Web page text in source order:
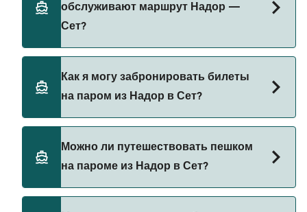
цена парома из Надор в Сет составляет 644₽.
Цена указана без учета сборов за
бронирование.
обслуживают маршрут Надор —
Сет?
Надор в Сет.
Как я могу забронировать билеты
на паром из Надор в Сет?
поиск сделок и посетите нашу страницу
предложений, чтобы увидеть последние акции
на паромы.
Можно ли путешествовать пешком
на пароме из Надор в Сет?